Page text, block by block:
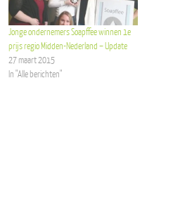
Jonge ondernemers Soapffee winnen 1e
prijs regio Midden-Nederland – Update
27 maart 2015
In "Alle berichten"